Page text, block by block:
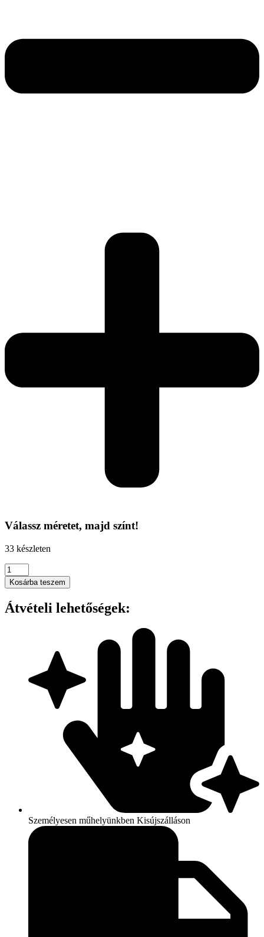
Válassz méretet, majd színt!
33 készleten
Kimood
-
DOUBLE
COMPARTMENT
COOLER
Kosárba teszem
Átvételi lehetőségek:
Személyesen műhelyünkben Kisújszálláson